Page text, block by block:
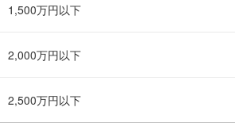
1,500万円以下
2,000万円以下
2,500万円以下